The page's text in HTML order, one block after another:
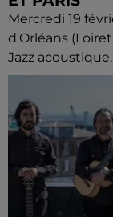
Mercredi 19
d'Orléans
Jazz acoustique.